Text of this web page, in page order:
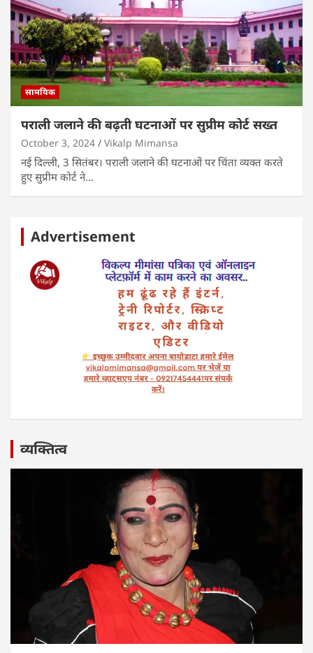
सामयिक
पराली जलाने की बढ़ती घटनाओं पर सुप्रीम कोर्ट सख्त
October 3, 2024 Vikalp Mimansa
नई दिल्ली, 3 सितंबर। पराली जलाने की घटनाओं पर चिंता व्यक्त करते
हुए सुप्रीम कोर्ट ने…
Advertisement
व्यक्तित्व